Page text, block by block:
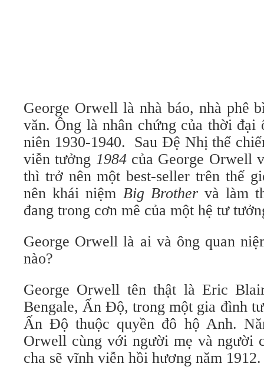
George Orwell là nhà báo, nhà phê
văn. Ông là nhân chứng của thời đại
niên 1930-1940. Sau Đệ Nhị thế
viễn tưởng 1984của George Orwell
thì trở nên một best-seller trên thế
nên khái niệm Big Brothervà làm
đang trong cơn mê của một hệ tư
George Orwell là ai và ông quan
nào?
George Orwell tên thật là Eric
Bengale, Ấn Độ, trong một gia đình
Ấn Độ thuộc quyền đô hộ Anh.
Orwell cùng với người mẹ và người
cha sẽ vĩnh viễn hồi hương năm 1912.